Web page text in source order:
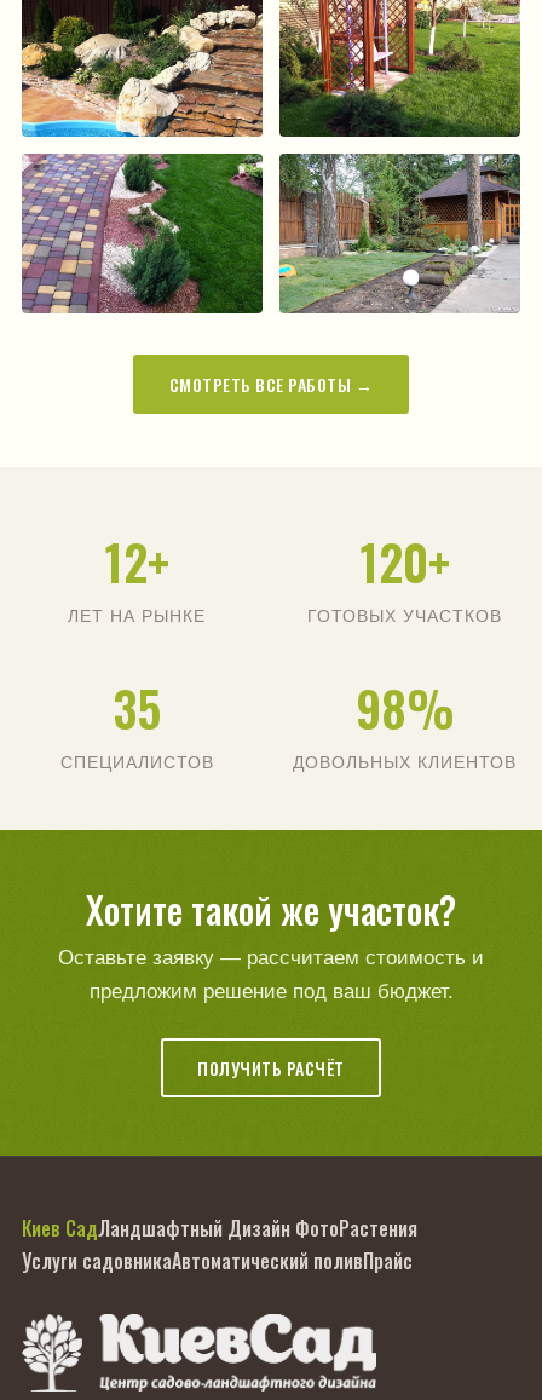
СМОТРЕТЬ ВСЕ РАБОТЫ →
12+
ЛЕТ НА РЫНКЕ
120+
ГОТОВЫХ УЧАСТКОВ
35
СПЕЦИАЛИСТОВ
98%
ДОВОЛЬНЫХ КЛИЕНТОВ
Хотите такой же участок?
Оставьте заявку — рассчитаем стоимость и
предложим решение под ваш бюджет.
ПОЛУЧИТЬ РАСЧЁТ
Киев СадЛандшафтный Дизайн ФотоРастения
Услуги садовникаАвтоматический поливПрайс